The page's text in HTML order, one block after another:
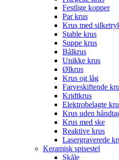
Festlige kopper
Par krus
Krus med
Stable krus
Suppe krus
Bålkrus
Unikke krus
Ølkrus
Krus og låg
Farveskiftende
Kridtkrus
Elektrobelagte
Krus uden
Krus med ske
Reaktive krus
Lasergraverede
Keramisk spisestel
Skåle